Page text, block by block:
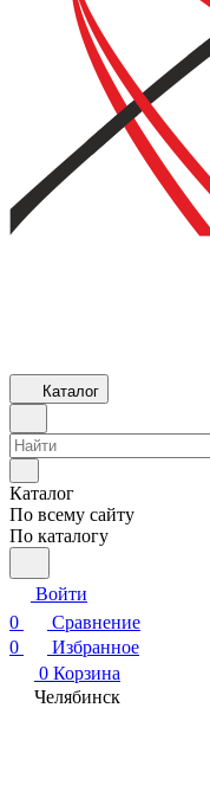
Каталог
Каталог
По всему сайту
По каталогу
Войти
0
Сравнение
0
Избранное
0 Корзина
Челябинск